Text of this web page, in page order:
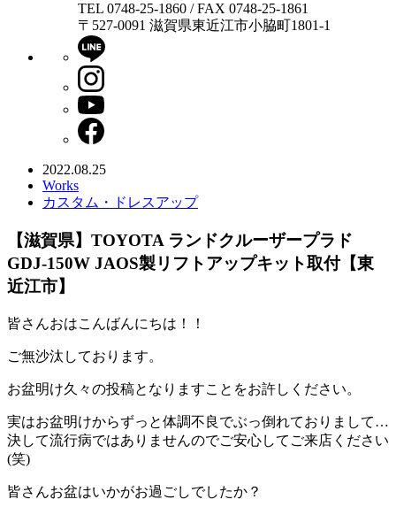
TEL 0748-25-1860 / FAX 0748-25-1861
〒527-0091 滋賀県東近江市小脇町1801-1
2022.08.25
Works
カスタム・ドレスアップ
【滋賀県】TOYOTA ランドクルーザープラド
GDJ-150W JAOS製リフトアップキット取付【東
近江市】
皆さんおはこんばんにちは！！
ご無沙汰しております。
お盆明け久々の投稿となりますことをお許しください。
実はお盆明けからずっと体調不良でぶっ倒れておりまして…
決して流行病ではありませんのでご安心してご来店ください
(笑)
皆さんお盆はいかがお過ごしでしたか？